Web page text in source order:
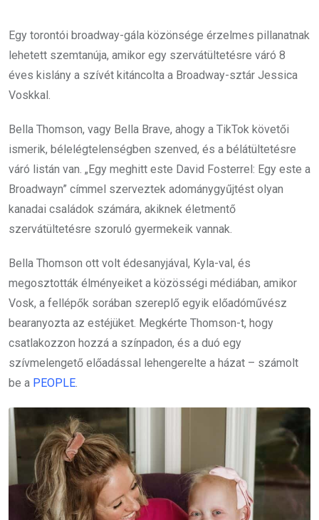
Egy torontói broadway-gála közönsége érzelmes pillanatnak
lehetett szemtanúja, amikor egy szervátültetésre váró 8
éves kislány a szívét kitáncolta a Broadway-sztár Jessica
Voskkal.
Bella Thomson, vagy Bella Brave, ahogy a TikTok követői
ismerik, bélelégtelenségben szenved, és a bélátültetésre
váró listán van. „Egy meghitt este David Fosterrel: Egy este a
Broadwayn” címmel szerveztek adománygyűjtést olyan
kanadai családok számára, akiknek életmentő
szervátültetésre szoruló gyermekeik vannak.
Bella Thomson ott volt édesanyjával, Kyla-val, és
megosztották élményeiket a közösségi médiában, amikor
Vosk, a fellépők sorában szereplő egyik előadóművész
bearanyozta az estéjüket. Megkérte Thomson-t, hogy
csatlakozzon hozzá a színpadon, és a duó egy
szívmelengető előadással lehengerelte a házat – számolt
be a PEOPLE